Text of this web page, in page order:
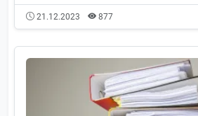
21.12.2023 877